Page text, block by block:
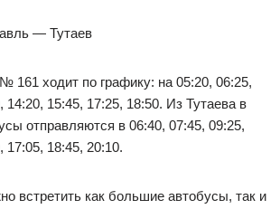
161 ходит по графику: на 05:20, 06:25,
14:20, 15:45, 17:25, 18:50. Из Тутаева в
отправляются в 06:40, 07:45, 09:25,
17:05, 18:45, 20:10.
встретить как большие автобусы, так и